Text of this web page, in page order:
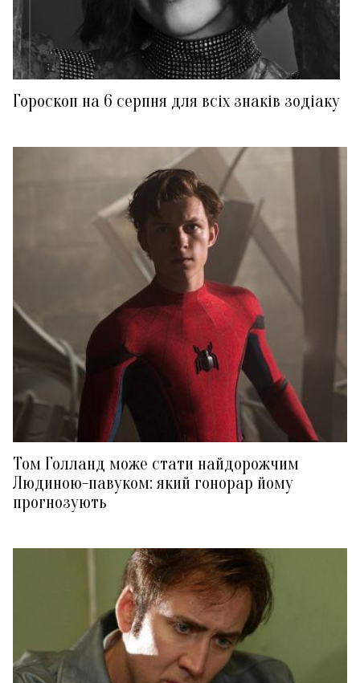
Гороскоп на 6 серпня для всіх знаків зодіаку
Том Голланд може стати найдорожчим
Людиною-павуком: який гонорар йому
прогнозують